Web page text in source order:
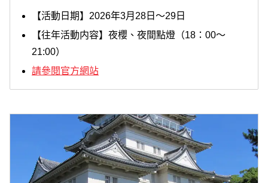
【活動日期】2026年3月28日～29日
【往年活動内容】夜櫻、夜間點燈（18：00～
21:00）
請參閱官方網站